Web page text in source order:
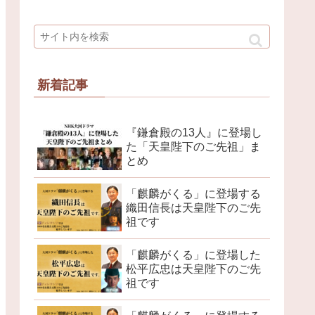
新着記事
『鎌倉殿の13人』に登場し
た「天皇陛下のご先祖」ま
とめ
「麒麟がくる」に登場する
織田信長は天皇陛下のご先
祖です
「麒麟がくる」に登場した
松平広忠は天皇陛下のご先
祖です